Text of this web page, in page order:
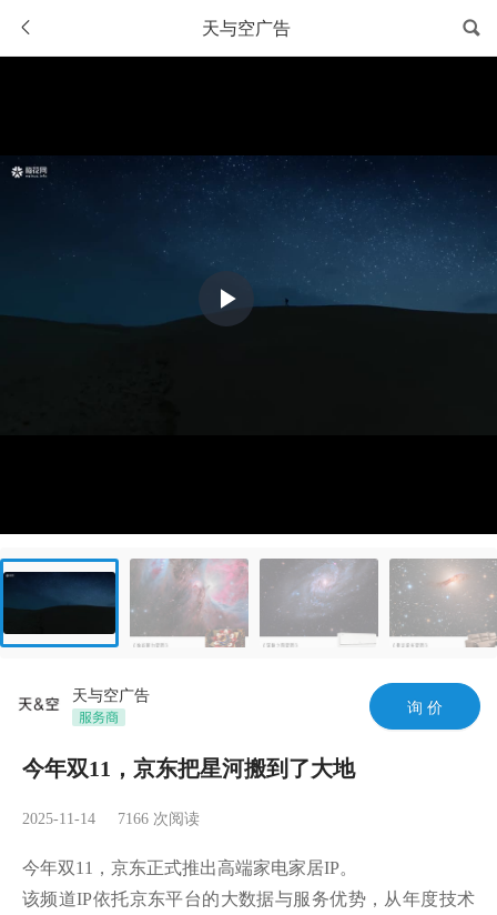
天与空广告
Play
天与空广告
询 价
今年双11，京东把星河搬到了大地
2025-11-14 7166 次阅读
今年双11，京东正式推出高端家电家居IP。
该频道IP依托京东平台的大数据与服务优势，从年度技术